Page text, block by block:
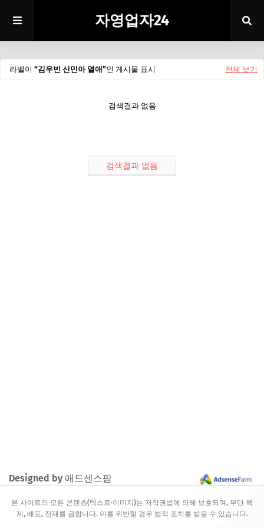
자영업자24
라벨이 김우빈 신민아 열애 인 게시물 표시 전체 보기
검색결과 없음
검색결과 없음
Designed by 애드센스팜
본 사이트의 모든 콘텐츠(텍스트·이미지)는 저작권법에 의해 보호되며, 무단 복
제, 배포, 전재를 금합니다. 이를 위반할 경우 법적 조치를 받을 수 있습니다.